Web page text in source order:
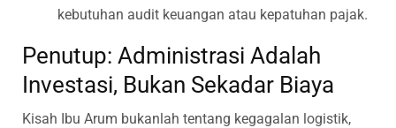
kebutuhan audit keuangan atau kepatuhan pajak.
Penutup: Administrasi Adalah
Investasi, Bukan Sekadar Biaya
Kisah Ibu Arum bukanlah tentang kegagalan logistik,